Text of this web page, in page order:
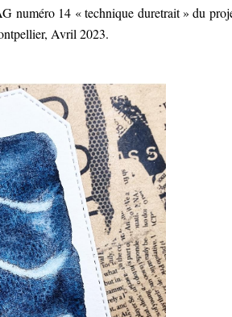
numéro 14 « technique duretrait » du
Avril 2023.